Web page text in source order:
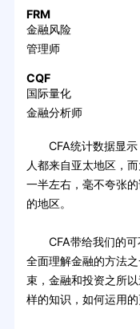
FRM
金融风险
管理师
CQF
国际量化
金融分析师
CFA统计数据显示
人都来自亚太地区，
一半左右，毫不夸张
的地区。
CFA带给我们的可
全面理解金融的方法
束，金融和投资之所
样的知识，如何运用